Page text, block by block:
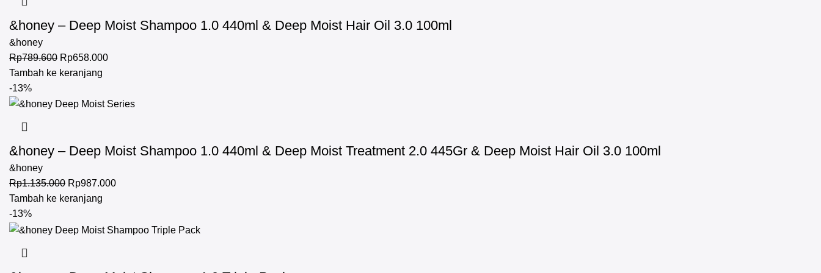
&honey – Deep Moist Shampoo 1.0 440ml & Deep Moist Hair Oil 3.0 100ml
&honey
Rp789.600 Rp658.000
Tambah ke keranjang
-13%
&honey – Deep Moist Shampoo 1.0 440ml & Deep Moist Treatment 2.0 445Gr & Deep Moist Hair Oil 3.0 100ml
&honey
Rp1.135.000 Rp987.000
Tambah ke keranjang
-13%